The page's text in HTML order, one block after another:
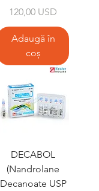
Preț
120,00 USD
Adaugă în
coș
DECABOL
(Nandrolane
Decanoate USP